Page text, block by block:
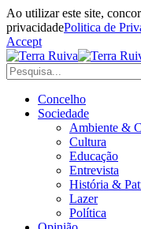
Ao utilizar este site,
privacidadePolitica de
Accept
Concelho
Sociedade
Ambiente &
Cultura
Educação
Entrevista
História &
Lazer
Política